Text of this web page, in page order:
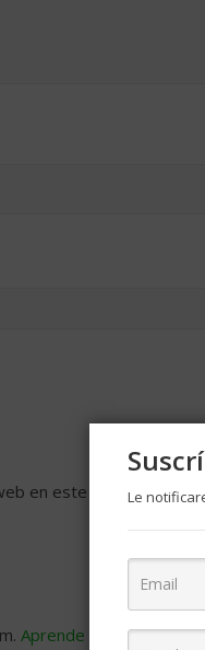
en este navegador
Aprende cómo se
Le